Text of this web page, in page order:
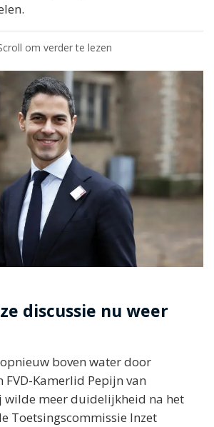
om verder te lezen
discussie nu weer
boven water door
FVD-Kamerlid Pepijn van
wilde meer duidelijkheid na het
Toetsingscommissie Inzet